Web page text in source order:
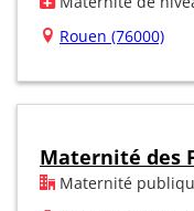
Rouen (76000)
Maternité des
Maternité